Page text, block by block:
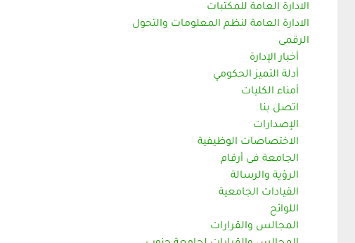
الادارة العامة للمكتبات
الادارة العامة لنظم المعلومات والتحول
الرقمى
أخبار الإدارة
أدلة التميز الحكومي
أمناء الكليات
اتصل بنا
الإصدارات
الاختصاصات الوظيفية
الجامعة فى أرقام
الرؤية والرسالة
القيادات الجامعية
اللوائح
المجالس والقرارات